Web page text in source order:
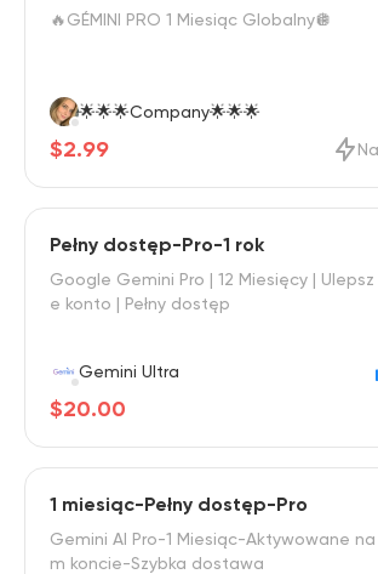
🔥GÉMINI PRO 1 Miesiąc Globalny🪩
🌟🌟🌟Company🌟🌟🌟
$2.99
Pełny dostęp-Pro-1 rok
Google Gemini Pro | 12 Miesięcy |
e konto | Pełny dostęp
Gemini Ultra
$20.00
1 miesiąc-Pełny dostęp-Pro
Gemini AI Pro-1 Miesiąc-Aktywowane na
m koncie-Szybka dostawa